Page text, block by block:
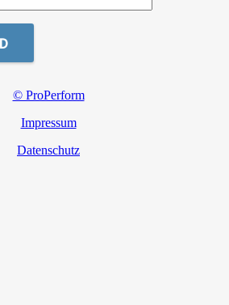
© ProPerform
Impressum
Datenschutz